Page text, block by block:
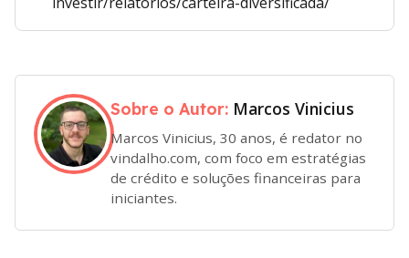
Sobre o Autor: Marcos Vinicius
Marcos Vinicius, 30 anos, é redator no
vindalho.com, com foco em estratégias
de crédito e soluções financeiras para
iniciantes.